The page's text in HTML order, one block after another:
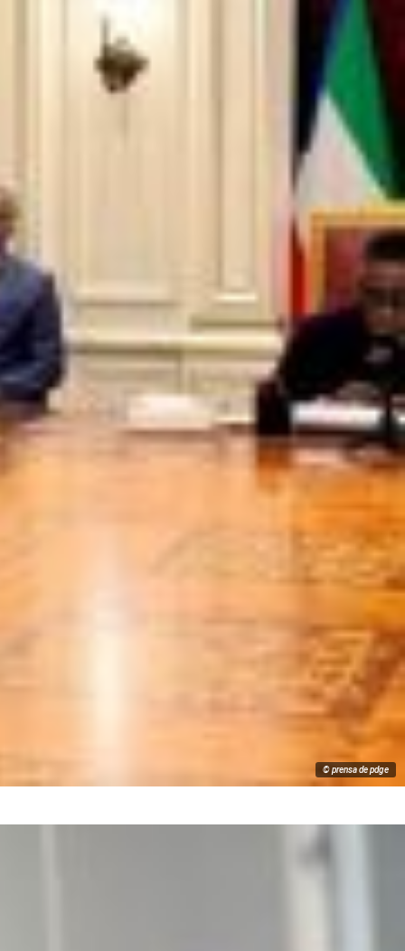
© prensa de pdge